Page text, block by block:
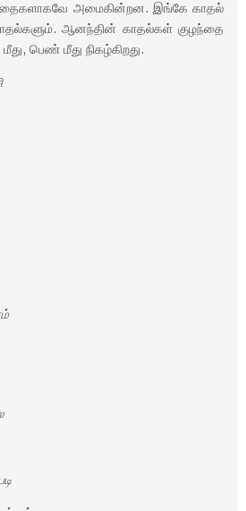
அமைகின்றன. இங்கே காதல்
ஆனந்தின் காதல்கள் குழந்தை
பெண் மீது நிகழ்கிறது.